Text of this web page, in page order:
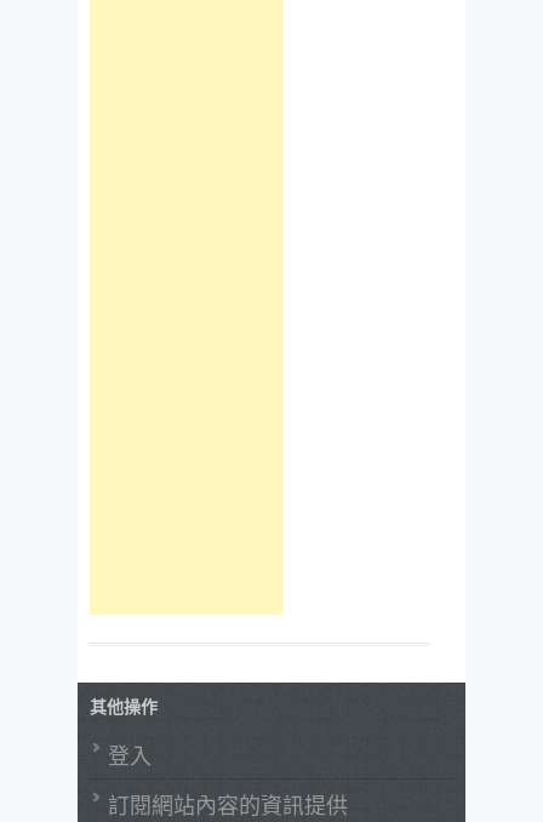
其他操作
登入
訂閱網站內容的資訊提供